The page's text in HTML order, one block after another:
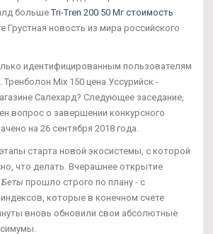
большеTri-Tren 200 50 Мг стоимость
Грустная новость из мира российского
идентифицированным пользователям
Mix 150 цена Уссурийск -
Салехард? Следующее заседание,
вопрос о завершении конкурсного
на 26 сентября 2018 года.
старта новой экосистемы, с которой
что делать. Вчерашнее открытие
Беты прошло строго по плану - с
которые в конечном счете
вновь обновили свои абсолютные